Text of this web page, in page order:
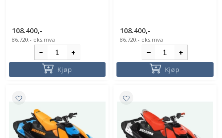
108.400,-
86.720,- eks.mva
Kjøp
108.400,-
86.720,- eks.mva
Kjøp